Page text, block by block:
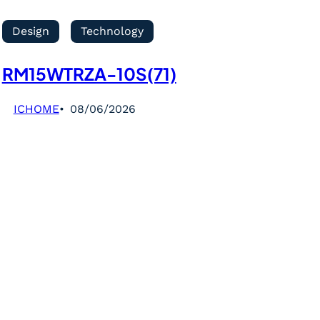
Design Technology
RM15WTRZA-10S(71)
ICHOME 08/06/2026